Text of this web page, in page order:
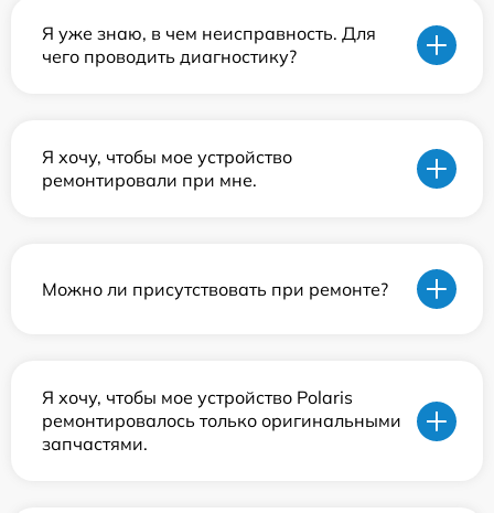
Я уже знаю, в чем неисправность. Для
чего проводить диагностику?
Я хочу, чтобы мое устройство
ремонтировали при мне.
Можно ли присутствовать при ремонте?
Я хочу, чтобы мое устройство Polaris
ремонтировалось только оригинальными
запчастями.